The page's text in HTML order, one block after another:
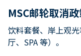
MSC邮轮取消
饮料套餐、岸上观
厅、SPA 等）。